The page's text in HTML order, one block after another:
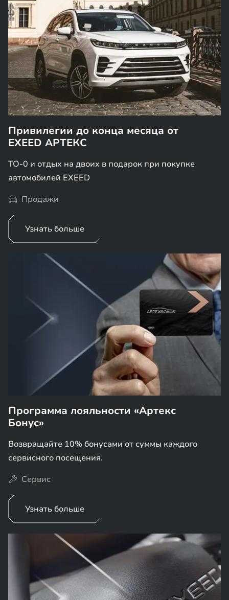
Привилегии до конца месяца от
EXEED АРТЕКС
ТО-0 и отдых на двоих в подарок при покупке
автомобилей EXEED
Продажи
Узнать больше
Программа лояльности «Артекс
Бонус»
Возвращайте 10% бонусами от суммы каждого
сервисного посещения.
Сервис
Узнать больше